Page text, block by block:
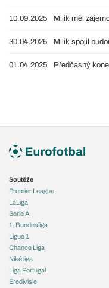
10.09.2025 Milik měl
30.04.2025 Milik spojil
01.04.2025 Předčasný
Soutěže
Premier League
LaLiga
Serie A
1. Bundesliga
Ligue 1
Chance Liga
Niké liga
Liga Portugal
Eredivisie